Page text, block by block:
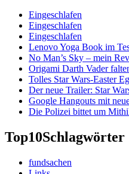
Eingeschlafen
Eingeschlafen
Eingeschlafen
Lenovo Yoga Book im
No Man’s Sky – mein
Origami Darth Vader
Tolles Star Wars-Easter
Der neue Trailer: Star
Google Hangouts mit
Die Polizei bittet um
Top10Schlagwörter
fundsachen